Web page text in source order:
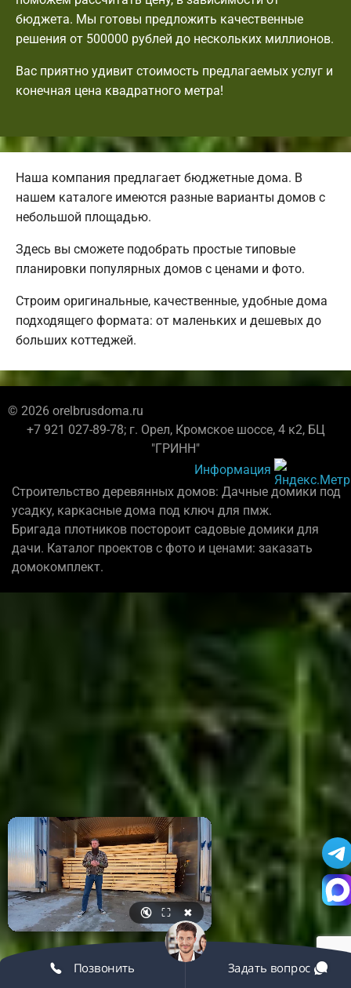
бюджета. Мы готовы предложить качественные
решения от 500000 рублей до нескольких миллионов.
Вас приятно удивит стоимость предлагаемых услуг и
конечная цена квадратного метра!
Наша компания предлагает бюджетные дома. В
нашем каталоге имеются разные варианты домов с
небольшой площадью.
Здесь вы сможете подобрать простые типовые
планировки популярных домов с ценами и фото.
Строим оригинальные, качественные, удобные дома
подходящего формата: от маленьких и дешевых до
больших коттеджей.
© 2026 orelbrusdoma.ru
+7 921 027-89-78; г. Орел, Кромское шоссе, 4 к2, БЦ
"ГРИНН"
Информация
Строительство деревянных домов: Дачные домики под
усадку, каркасные дома под ключ для пмж.
Бригада плотников постороит садовые домики для
дачи. Каталог проектов с фото и ценами: заказать
домокомплект.
🔇 ⛶ ✖
Позвонить Задать вопрос